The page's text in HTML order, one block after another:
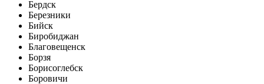
Бердск
Березники
Бийск
Биробиджан
Благовещенск
Борзя
Борисоглебск
Боровичи